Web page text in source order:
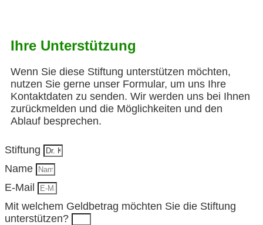
Ihre Unterstützung
Wenn Sie diese Stiftung unterstützen möchten,
nutzen Sie gerne unser Formular, um uns Ihre
Kontaktdaten zu senden. Wir werden uns bei Ihnen
zurückmelden und die Möglichkeiten und den
Ablauf besprechen.
Stiftung
Name
E-Mail
Mit welchem Geldbetrag möchten Sie die Stiftung
unterstützen?